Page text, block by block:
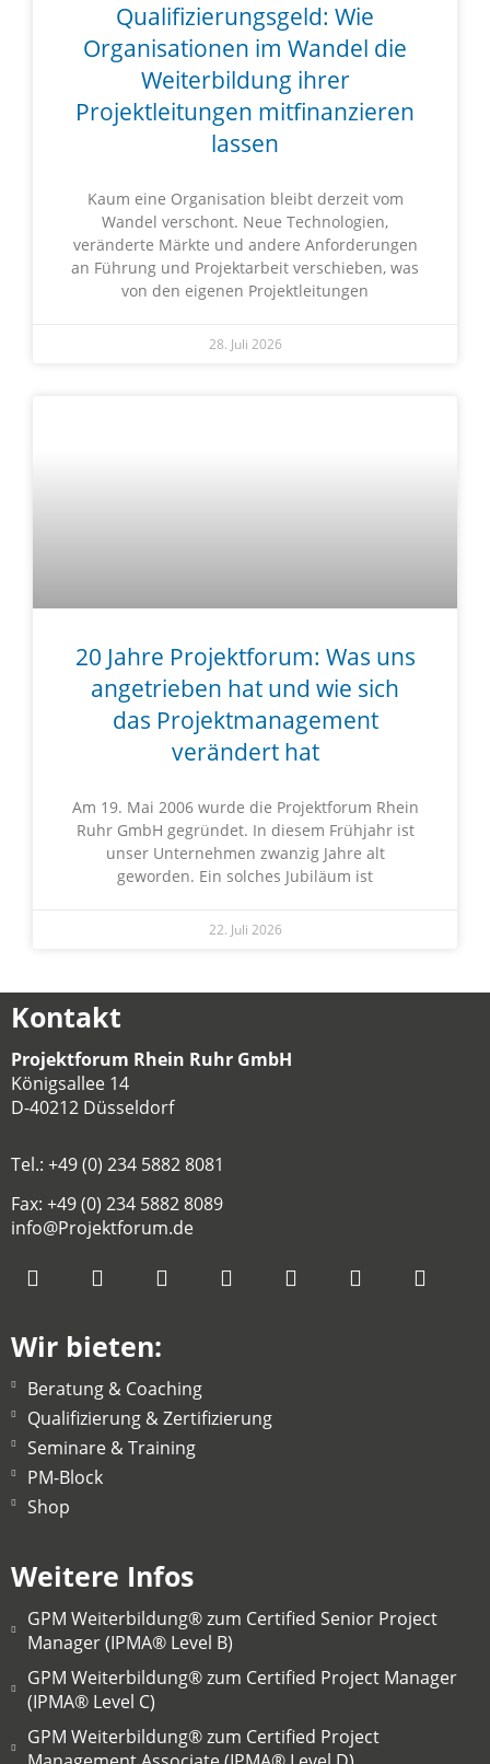
Qualifizierungsgeld: Wie
Organisationen im Wandel die
Weiterbildung ihrer
Projektleitungen mitfinanzieren
lassen
Kaum eine Organisation bleibt derzeit vom
Wandel verschont. Neue Technologien,
veränderte Märkte und andere Anforderungen
an Führung und Projektarbeit verschieben, was
von den eigenen Projektleitungen
28. Juli 2026
20 Jahre Projektforum: Was uns
angetrieben hat und wie sich
das Projektmanagement
verändert hat
Am 19. Mai 2006 wurde die Projektforum Rhein
Ruhr GmbH gegründet. In diesem Frühjahr ist
unser Unternehmen zwanzig Jahre alt
geworden. Ein solches Jubiläum ist
22. Juli 2026
Kontakt
Projektforum Rhein Ruhr GmbH
Königsallee 14
D-40212 Düsseldorf
Tel.: +49 (0) 234 5882 8081
Fax: +49 (0) 234 5882 8089
info@Projektforum.de
Wir bieten:
Beratung & Coaching
Qualifizierung & Zertifizierung
Seminare & Training
PM-Block
Shop
Weitere Infos
GPM Weiterbildung® zum Certified Senior Project
Manager (IPMA® Level B)
GPM Weiterbildung® zum Certified Project Manager
(IPMA® Level C)
GPM Weiterbildung® zum Certified Project